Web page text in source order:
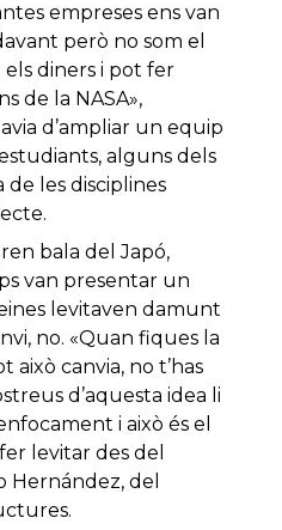
empreses ens van
però no som el
diners i pot fer
de la NASA»,
d’ampliar un equip
alguns dels
de les disciplines
bala del Japó,
van presentar un
levitaven damunt
no. «Quan fiques la
canvia, no t’has
d’aquesta idea li
i això és el
levitar des del
Hernández, del